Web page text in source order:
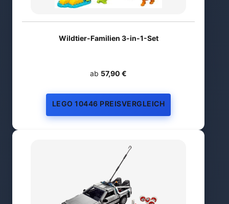
Wildtier-Familien 3-in-1-Set
ab 57,90 €
LEGO 10446 PREISVERGLEICH